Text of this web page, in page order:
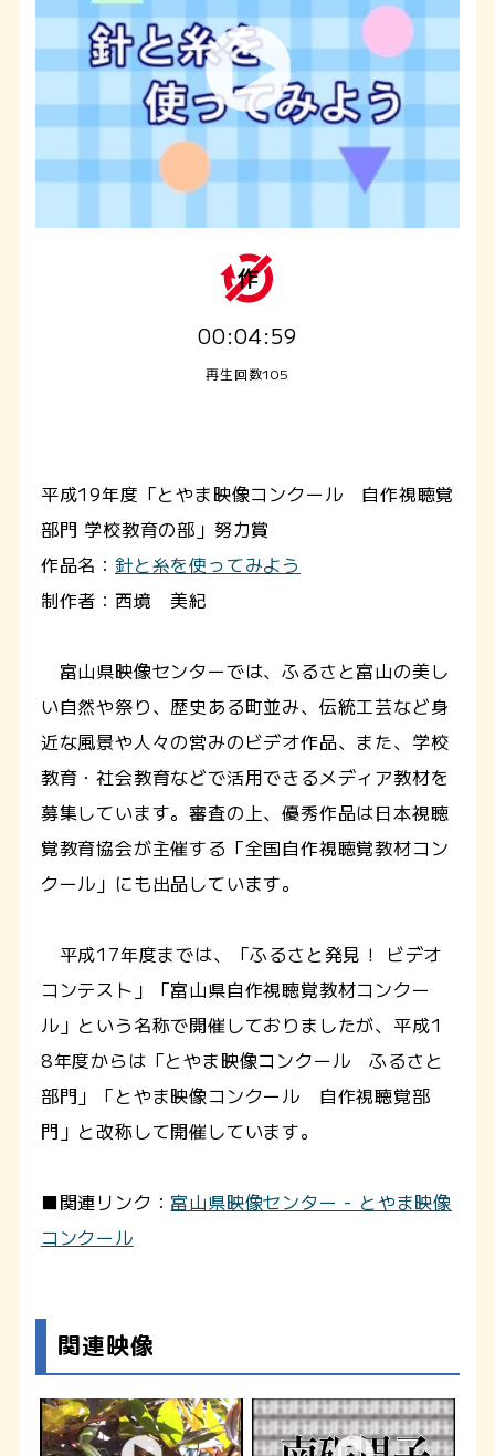
00:04:59
再生回数105
平成19年度「とやま映像コンクール 自作視聴覚
部門 学校教育の部」努力賞
作品名： 針と糸を使ってみよう
制作者：西境 美紀
富山県映像センターでは、ふるさと富山の美し
い自然や祭り、歴史ある町並み、伝統工芸など身
近な風景や人々の営みのビデオ作品、また、学校
教育・社会教育などで活用できるメディア教材を
募集しています。審査の上、優秀作品は日本視聴
覚教育協会が主催する「全国自作視聴覚教材コン
クール」にも出品しています。
平成17年度までは、「ふるさと発見！ ビデオ
コンテスト」「富山県自作視聴覚教材コンクー
ル」という名称で開催しておりましたが、平成1
8年度からは「とやま映像コンクール ふるさと
部門」「とやま映像コンクール 自作視聴覚部
門」と改称して開催しています。
■関連リンク： 富山県映像センター - とやま映像
コンクール
関連映像